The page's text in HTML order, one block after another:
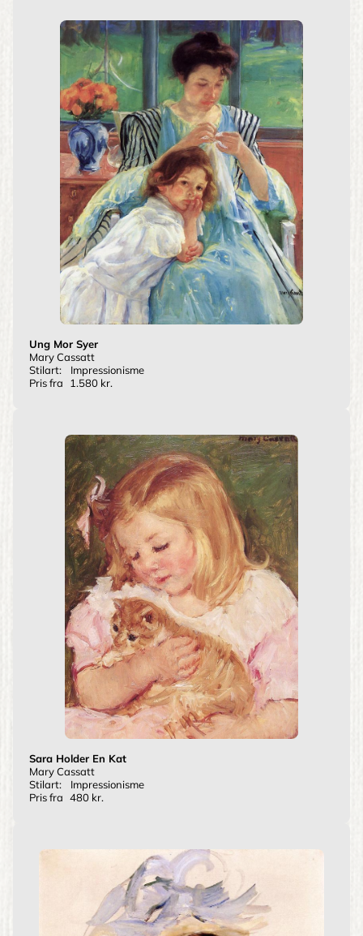
Ung Mor Syer
Mary Cassatt
Stilart:
Impressionisme
Pris fra
1.580 kr.
Sara Holder En Kat
Mary Cassatt
Stilart:
Impressionisme
Pris fra 480 kr.